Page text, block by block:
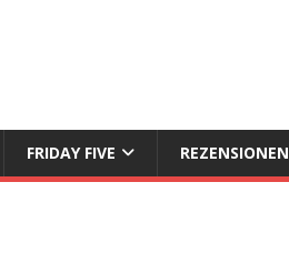
FRIDAY FIVE REZENSIONEN